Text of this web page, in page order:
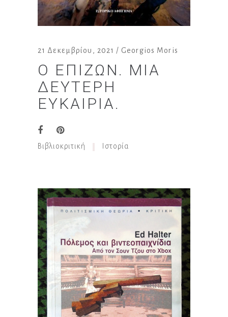
21 Δεκεμβρίου, 2021 Georgios Moris
Ο ΕΠΙΖΏΝ. ΜΙΑ
ΔΕΎΤΕΡΗ
ΕΥΚΑΙΡΊΑ.
Βιβλιοκριτική Ιστορία